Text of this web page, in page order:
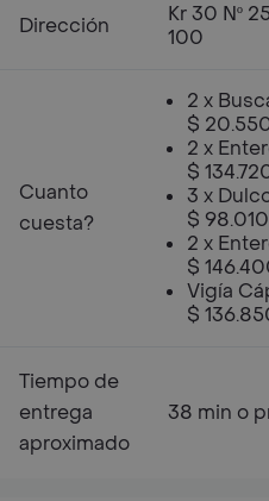
Dirección
Kr 30 Nº
100
Cuanto
cuesta?
2 x
$
2 x
$
3 x
$ 98.010
2 x
$
Vigía
$
Tiempo de
entrega
aproximado
38 min o